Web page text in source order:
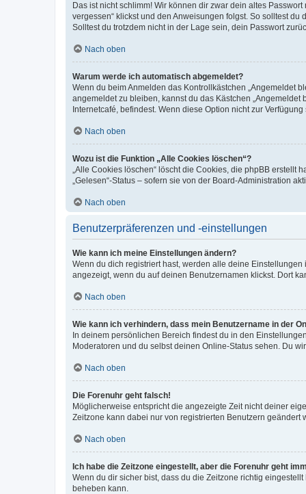
Das ist nicht schlimm! Wir können dir zwar dein altes
vergessen“ klickst und den Anweisungen folgst. So solltest
Solltest du trotzdem nicht in der Lage sein, dein Passwort
Nach oben
Warum werde ich automatisch abgemeldet?
Wenn du beim Anmelden das Kontrollkästchen „Angemeldet
angemeldet zu bleiben, kannst du das Kästchen
Internetcafé, befindest. Wenn diese Option nicht zur
Nach oben
Wozu ist die Funktion „Alle Cookies löschen“?
„Alle Cookies löschen“ löscht die Cookies, die phpBB
„Gelesen“-Status – sofern sie von der Board-Administration
Nach oben
Benutzerpräferenzen und -einstellungen
Wie kann ich meine Einstellungen ändern?
Wenn du dich registriert hast, werden alle deine
angezeigt, wenn du auf deinen Benutzernamen klickst. Dort
Nach oben
Wie kann ich verhindern, dass mein Benutzername in der
In deinem persönlichen Bereich findest du in den
Moderatoren und du selbst deinen Online-Status sehen. Du
Nach oben
Die Forenuhr geht falsch!
Möglicherweise entspricht die angezeigte Zeit nicht deiner
Zeitzone kann dabei nur von registrierten Benutzern geändert
Nach oben
Ich habe die Zeitzone eingestellt, aber die Forenuhr geht
Wenn du dir sicher bist, dass du die Zeitzone richtig
beheben kann.